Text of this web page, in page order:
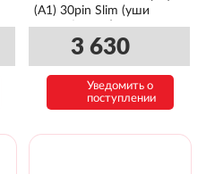
(A1) 30pin Slim (уши
сверху\снизу)
3 630
Уведомить о
поступлении